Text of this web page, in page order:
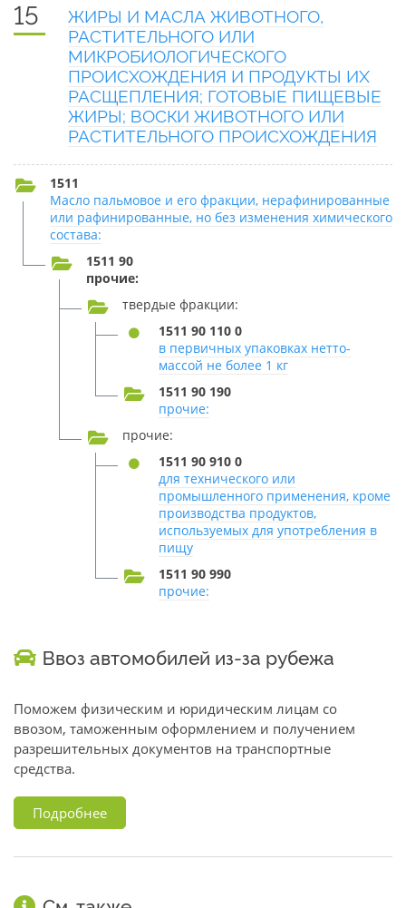
15
ЖИРЫ И МАСЛА ЖИВОТНОГО,
РАСТИТЕЛЬНОГО ИЛИ
МИКРОБИОЛОГИЧЕСКОГО
ПРОИСХОЖДЕНИЯ И ПРОДУКТЫ ИХ
РАСЩЕПЛЕНИЯ; ГОТОВЫЕ ПИЩЕВЫЕ
ЖИРЫ; ВОСКИ ЖИВОТНОГО ИЛИ
РАСТИТЕЛЬНОГО ПРОИСХОЖДЕНИЯ
1511
Масло пальмовое и его фракции, нерафинированные
или рафинированные, но без изменения химического
состава:
1511 90
прочие:
твердые фракции:
1511 90 110 0
в первичных упаковках нетто-
массой не более 1 кг
1511 90 190
прочие:
прочие:
1511 90 910 0
для технического или
промышленного применения, кроме
производства продуктов,
используемых для употребления в
пищу
1511 90 990
прочие:
Ввоз автомобилей из-за рубежа
Поможем физическим и юридическим лицам со
ввозом, таможенным оформлением и получением
разрешительных документов на транспортные
средства.
Подробнее